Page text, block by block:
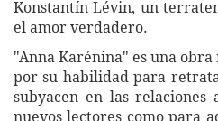
Konstantín Lévin, un
el amor verdadero.
"Anna Karénina" es una
por su habilidad para
subyacen en las
nuevos lectores como para